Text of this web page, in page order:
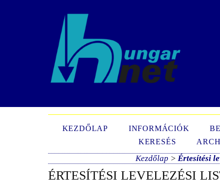
KEZDŐLAP INFORMÁCIÓK
KERESÉS
Kezdőlap > Értesítési
ÉRTESÍTÉSI LEVELEZÉSI